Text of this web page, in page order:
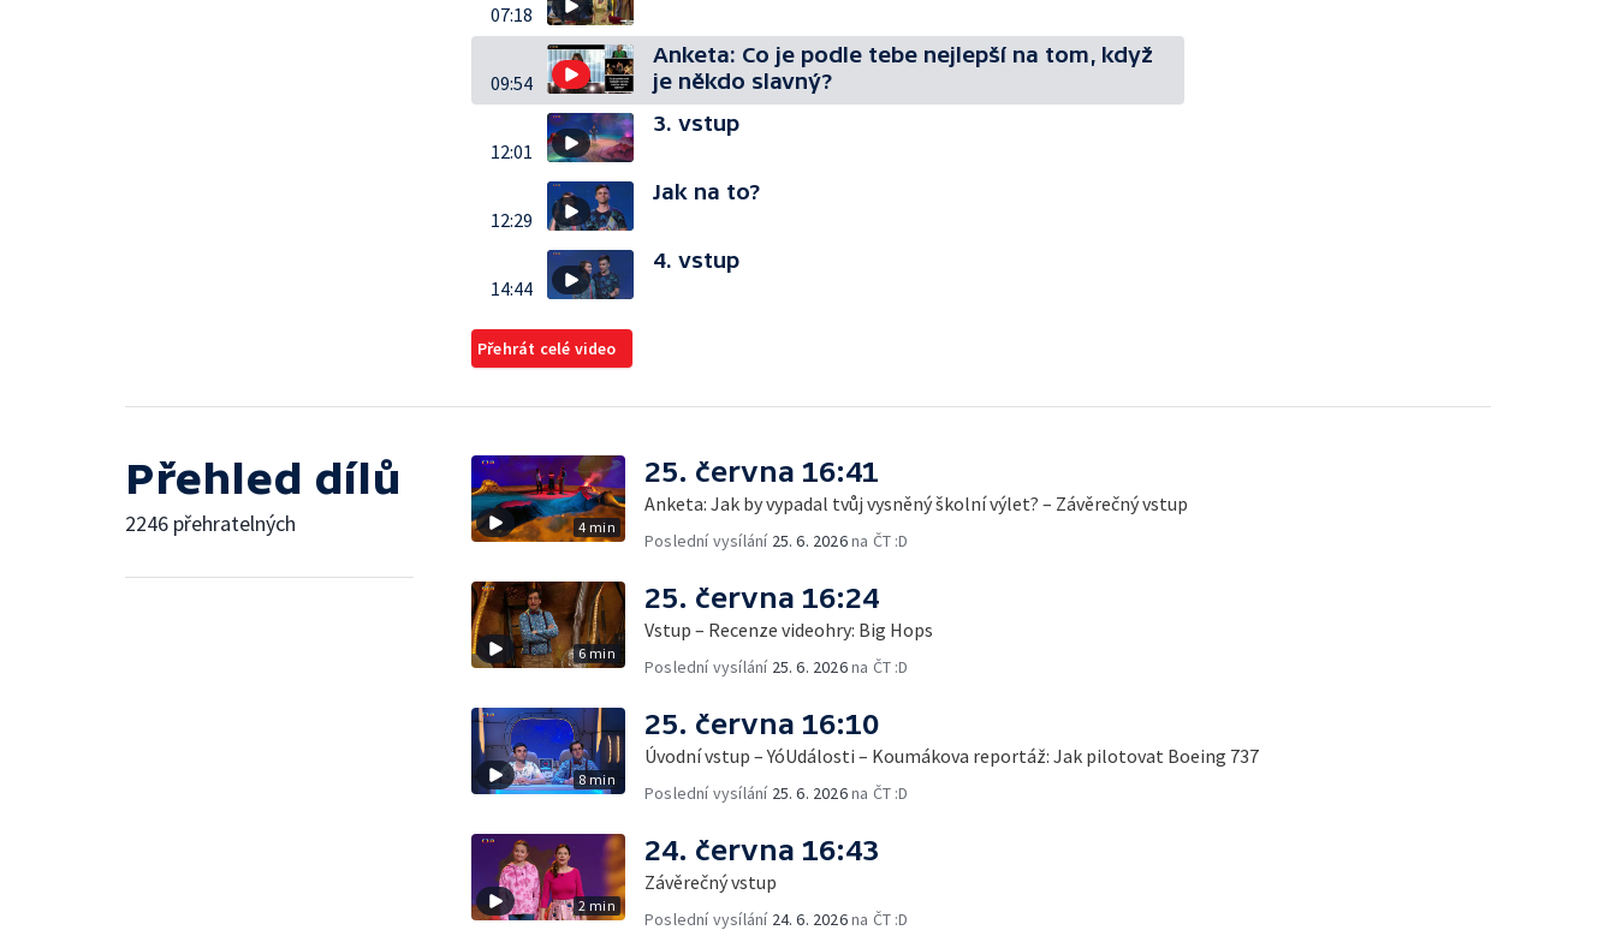
07:18
09:54
Anketa: Co je podle tebe nejlepší na tom, když
je někdo slavný?
12:01
3. vstup
12:29
Jak na to?
14:44
4. vstup
Přehrát celé video
Přehled dílů
2246 přehratelných 4 min
25. června 16:41
Anketa: Jak by vypadal tvůj vysněný školní výlet? – Závěrečný vstup
Poslední vysílání 25. 6. 2026na ČT :D
6 min
25. června 16:24
Vstup – Recenze videohry: Big Hops
Poslední vysílání 25. 6. 2026na ČT :D
8 min
25. června 16:10
Úvodní vstup – YóUdálosti – Koumákova reportáž: Jak pilotovat Boeing 737
Poslední vysílání 25. 6. 2026na ČT :D
2 min
24. června 16:43
Závěrečný vstup
Poslední vysílání 24. 6. 2026na ČT :D